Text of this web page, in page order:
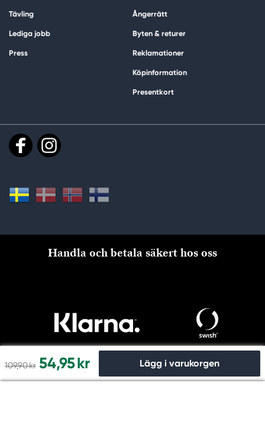
109,90 kr 54,95 kr Lägg i varukorgen
Tävling
Lediga jobb
Press
Ångerrätt
Byten & returer
Reklamationer
Köpinformation
Presentkort
Handla och betala säkert hos oss